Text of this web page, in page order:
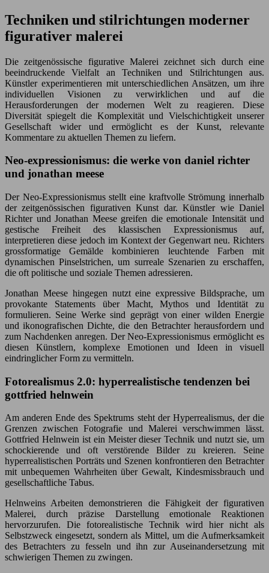
Techniken und stilrichtungen moderner
figurativer malerei
Die zeitgenössische figurative Malerei zeichnet sich durch eine
beeindruckende Vielfalt an Techniken und Stilrichtungen aus.
Künstler experimentieren mit unterschiedlichen Ansätzen, um ihre
individuellen Visionen zu verwirklichen und auf die
Herausforderungen der modernen Welt zu reagieren. Diese
Diversität spiegelt die Komplexität und Vielschichtigkeit unserer
Gesellschaft wider und ermöglicht es der Kunst, relevante
Kommentare zu aktuellen Themen zu liefern.
Neo-expressionismus: die werke von daniel richter
und jonathan meese
Der Neo-Expressionismus stellt eine kraftvolle Strömung innerhalb
der zeitgenössischen figurativen Kunst dar. Künstler wie Daniel
Richter und Jonathan Meese greifen die emotionale Intensität und
gestische Freiheit des klassischen Expressionismus auf,
interpretieren diese jedoch im Kontext der Gegenwart neu. Richters
grossformatige Gemälde kombinieren leuchtende Farben mit
dynamischen Pinselstrichen, um surreale Szenarien zu erschaffen,
die oft politische und soziale Themen adressieren.
Jonathan Meese hingegen nutzt eine expressive Bildsprache, um
provokante Statements über Macht, Mythos und Identität zu
formulieren. Seine Werke sind geprägt von einer wilden Energie
und ikonografischen Dichte, die den Betrachter herausfordern und
zum Nachdenken anregen. Der Neo-Expressionismus ermöglicht es
diesen Künstlern, komplexe Emotionen und Ideen in visuell
eindringlicher Form zu vermitteln.
Fotorealismus 2.0: hyperrealistische tendenzen bei
gottfried helnwein
Am anderen Ende des Spektrums steht der Hyperrealismus, der die
Grenzen zwischen Fotografie und Malerei verschwimmen lässt.
Gottfried Helnwein ist ein Meister dieser Technik und nutzt sie, um
schockierende und oft verstörende Bilder zu kreieren. Seine
hyperrealistischen Porträts und Szenen konfrontieren den Betrachter
mit unbequemen Wahrheiten über Gewalt, Kindesmissbrauch und
gesellschaftliche Tabus.
Helnweins Arbeiten demonstrieren die Fähigkeit der figurativen
Malerei, durch präzise Darstellung emotionale Reaktionen
hervorzurufen. Die fotorealistische Technik wird hier nicht als
Selbstzweck eingesetzt, sondern als Mittel, um die Aufmerksamkeit
des Betrachters zu fesseln und ihn zur Auseinandersetzung mit
schwierigen Themen zu zwingen.